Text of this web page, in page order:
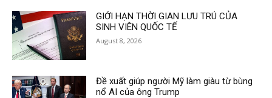
GIỚI HẠN THỜI GIAN LƯU TRÚ CỦA
SINH VIÊN QUỐC TẾ
August 8, 2026
Đề xuất giúp người Mỹ làm giàu từ bùng
nổ AI của ông Trump